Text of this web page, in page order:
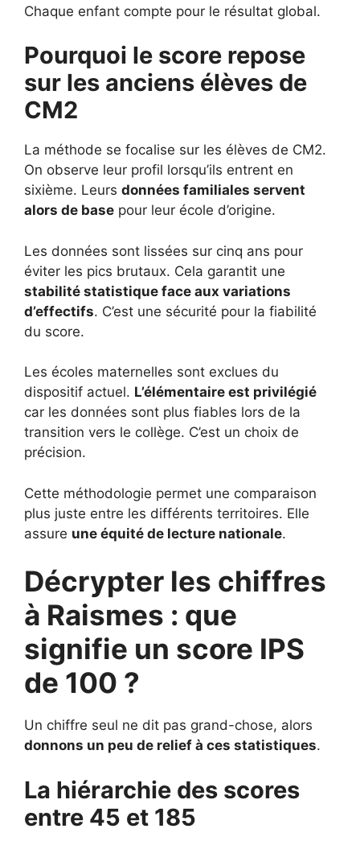
Chaque enfant compte pour le résultat global.
Pourquoi le score repose
sur les anciens élèves de
CM2
La méthode se focalise sur les élèves de CM2.
On observe leur profil lorsqu’ils entrent en
sixième. Leurs données familiales servent
alors de base pour leur école d’origine.
Les données sont lissées sur cinq ans pour
éviter les pics brutaux. Cela garantit une
stabilité statistique face aux variations
d’effectifs. C’est une sécurité pour la fiabilité
du score.
Les écoles maternelles sont exclues du
dispositif actuel. L’élémentaire est privilégié
car les données sont plus fiables lors de la
transition vers le collège. C’est un choix de
précision.
Cette méthodologie permet une comparaison
plus juste entre les différents territoires. Elle
assure une équité de lecture nationale.
Décrypter les chiffres
à Raismes : que
signifie un score IPS
de 100 ?
Un chiffre seul ne dit pas grand-chose, alors
donnons un peu de relief à ces statistiques.
La hiérarchie des scores
entre 45 et 185